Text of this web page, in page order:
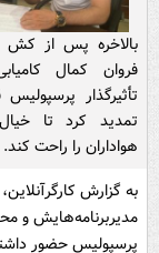
بالاخره پس از
فروان کمال
تأثیرگذار پرسپولیس
تمدید کرد تا
هواداران را راحت کند.
به گزارش
مدیربرنامه‌هایش و
پرسپولیس حضور